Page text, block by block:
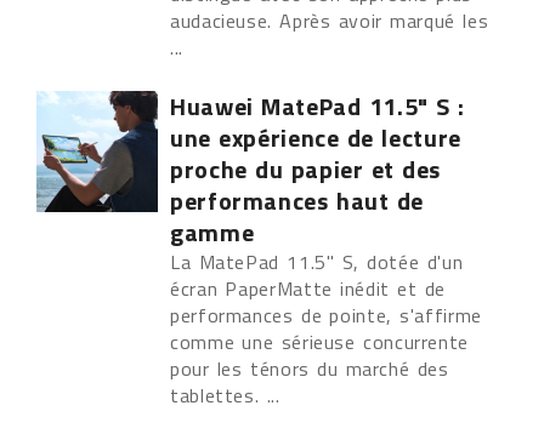
audacieuse. Après avoir marqué les
...
Huawei MatePad 11.5" S :
une expérience de lecture
proche du papier et des
performances haut de
gamme
La MatePad 11.5" S, dotée d'un
écran PaperMatte inédit et de
performances de pointe, s'affirme
comme une sérieuse concurrente
pour les ténors du marché des
tablettes. ...